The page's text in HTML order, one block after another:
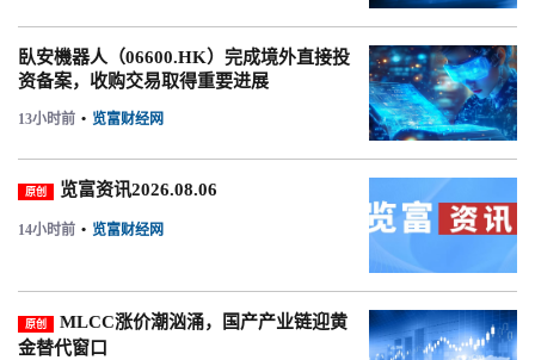
臥安機器人（06600.HK）完成境外直接投
资备案，收购交易取得重要进展
13小时前 • 览富财经网
原创 览富资讯2026.08.06
14小时前 • 览富财经网
原创
MLCC涨价潮汹涌，国产产业链迎黄
金替代窗口